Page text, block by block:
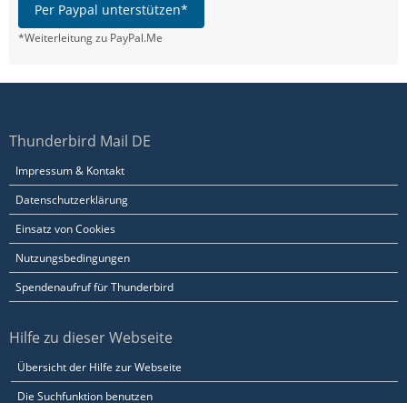
Per Paypal unterstützen*
*Weiterleitung zu PayPal.Me
Thunderbird Mail DE
Impressum & Kontakt
Datenschutzerklärung
Einsatz von Cookies
Nutzungsbedingungen
Spendenaufruf für Thunderbird
Hilfe zu dieser Webseite
Übersicht der Hilfe zur Webseite
Die Suchfunktion benutzen